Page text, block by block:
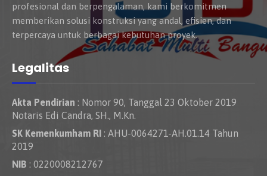
profesional dan berpengalaman, kami berkomitmen
memberikan solusi konstruksi yang andal, efisien, dan
terpercaya untuk berbagai kebutuhan proyek.
Legalitas
Akta Pendirian : Nomor 90, Tanggal 23 Oktober 2019
Notaris Edi Candra, SH., M.Kn.
SK Kemenkumham RI : AHU-0064271-AH.01.14 Tahun
2019
NIB : 0220008212767